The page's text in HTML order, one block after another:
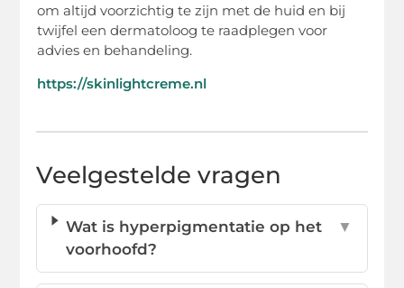
om altijd voorzichtig te zijn met de huid en bij
twijfel een dermatoloog te raadplegen voor
advies en behandeling.
https://skinlightcreme.nl
Veelgestelde vragen
Wat is hyperpigmentatie op het
voorhoofd?
▼